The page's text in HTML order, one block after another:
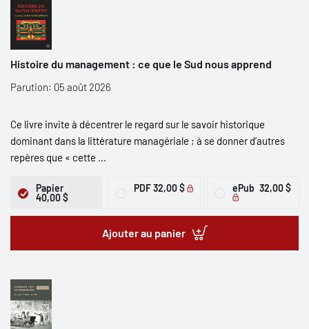
Histoire du management : ce que le Sud nous apprend
Parution: 05 août 2026
Ce livre invite à décentrer le regard sur le savoir historique
dominant dans la littérature managériale ; à se donner d’autres
repères que « cette ...
Papier
40,00 $
PDF32,00 $ ePub 32,00 $
Ajouter au panier